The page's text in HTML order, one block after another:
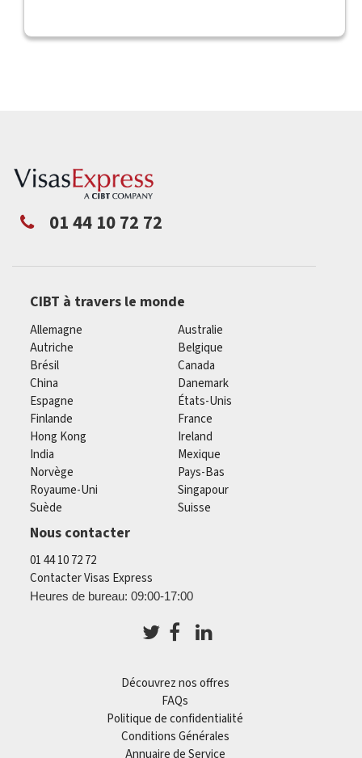
01 44 10 72 72
CIBT à travers le monde
Allemagne
Australie
Autriche
Belgique
Brésil
Canada
China
Danemark
Espagne
États-Unis
Finlande
France
Hong Kong
Ireland
India
Mexique
Norvège
Pays-Bas
Royaume-Uni
Singapour
Suède
Suisse
Nous contacter
01 44 10 72 72
Contacter Visas Express
Heures de bureau: 09:00-17:00
Découvrez nos offres
FAQs
Politique de confidentialité
Conditions Générales
Annuaire de Service